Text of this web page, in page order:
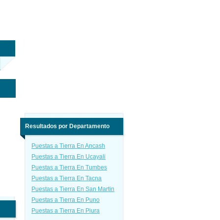
Resultados por Departamento
Puestas a Tierra En Ancash
Puestas a Tierra En Ucayali
Puestas a Tierra En Tumbes
Puestas a Tierra En Tacna
Puestas a Tierra En San Martin
Puestas a Tierra En Puno
Puestas a Tierra En Piura